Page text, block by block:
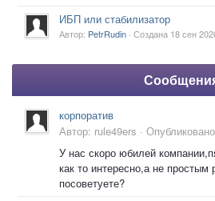
ИБП или стабилизатор
Автор: PetrRudin · Создана 18 сен
корпоратив
Автор: rule49ers ·
У нас скоро юбилей
как то интересно,а не простым
посоветуете?